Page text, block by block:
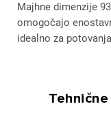
Majhne dimenzije
omogočajo
idealno za